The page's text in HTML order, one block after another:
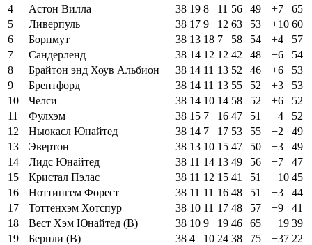
4
Астон Вилла 38 19 8 11 56 49 +7
65
5
Ливерпуль 38 17 9 12 63 53 +10 60
6
Борнмут 38 13 18 7 58 54 +4
57
7
Сандерленд 38 14 12 12 42 48 −6
54
8
Брайтон энд Хоув Альбион 38 14 11 13 52 46 +6
53
9
Брентфорд 38 14 11 13 55 52 +3
53
10
Челси 38 14 10 14 58 52 +6
52
11
Фулхэм 38 15 7 16 47 51 −4
52
12
Ньюкасл Юнайтед 38 14 7 17 53 55 −2
49
13
Эвертон 38 13 10 15 47 50 −3
49
14
Лидс Юнайтед 38 11 14 13 49 56 −7
47
15
Кристал Пэлас 38 11 12 15 41 51 −10 45
16
Ноттингем Форест 38 11 11 16 48 51 −3
44
17
Тоттенхэм Хотспур 38 10 11 17 48 57 −9
41
18
Вест Хэм Юнайтед (В) 38 10 9 19 46 65 −19 39
19
Бернли (В) 38 4 10 24 38 75 −37 22